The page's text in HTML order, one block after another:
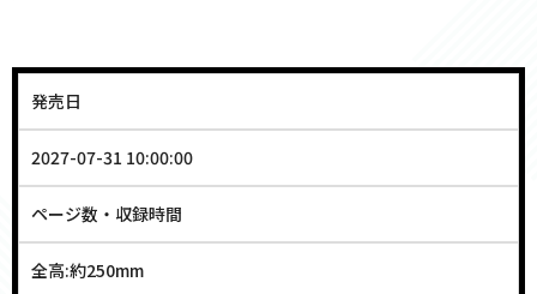
発売日
2027-07-31 10:00:00
ページ数・収録時間
全高:約250mm